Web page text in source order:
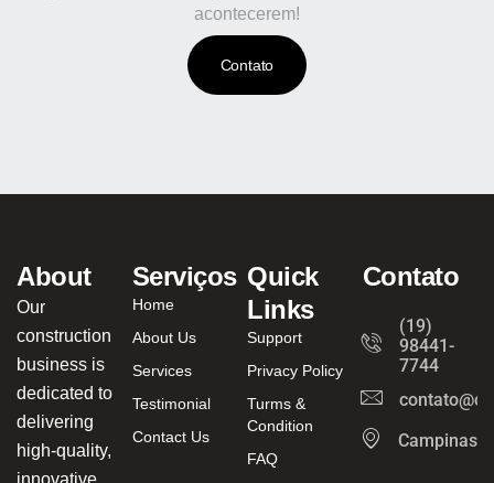
acontecerem!
Contato
About
Our
construction
business is
dedicated to
delivering
high-quality,
innovative
Serviços
Home
About Us
Services
Testimonial
Contact Us
Quick
Links
Support
Privacy Policy
Turms &
Condition
FAQ
Contato
(19)
98441-
7744
Campinas/